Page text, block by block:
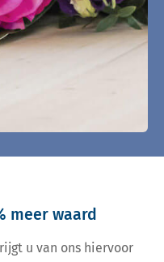
meer waard
u van ons hiervoor